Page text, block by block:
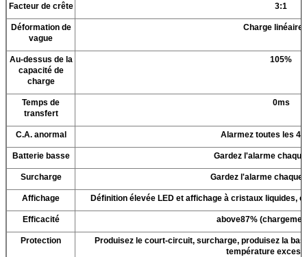
Facteur de crête 3:1
Déformation de
vague
Charge linéaire
Au-dessus de la
capacité de
charge
105%
Temps de
transfert
0ms
C.A. anormal Alarmez toutes les 4
Batterie basse Gardez l'alarme
Surcharge Gardez l'alarme chaque
Affichage Définition élevée LED et affichage à cristaux liquides,
Efficacité above87%
Protection
Produisez le court-circuit, surcharge, produisez la
température